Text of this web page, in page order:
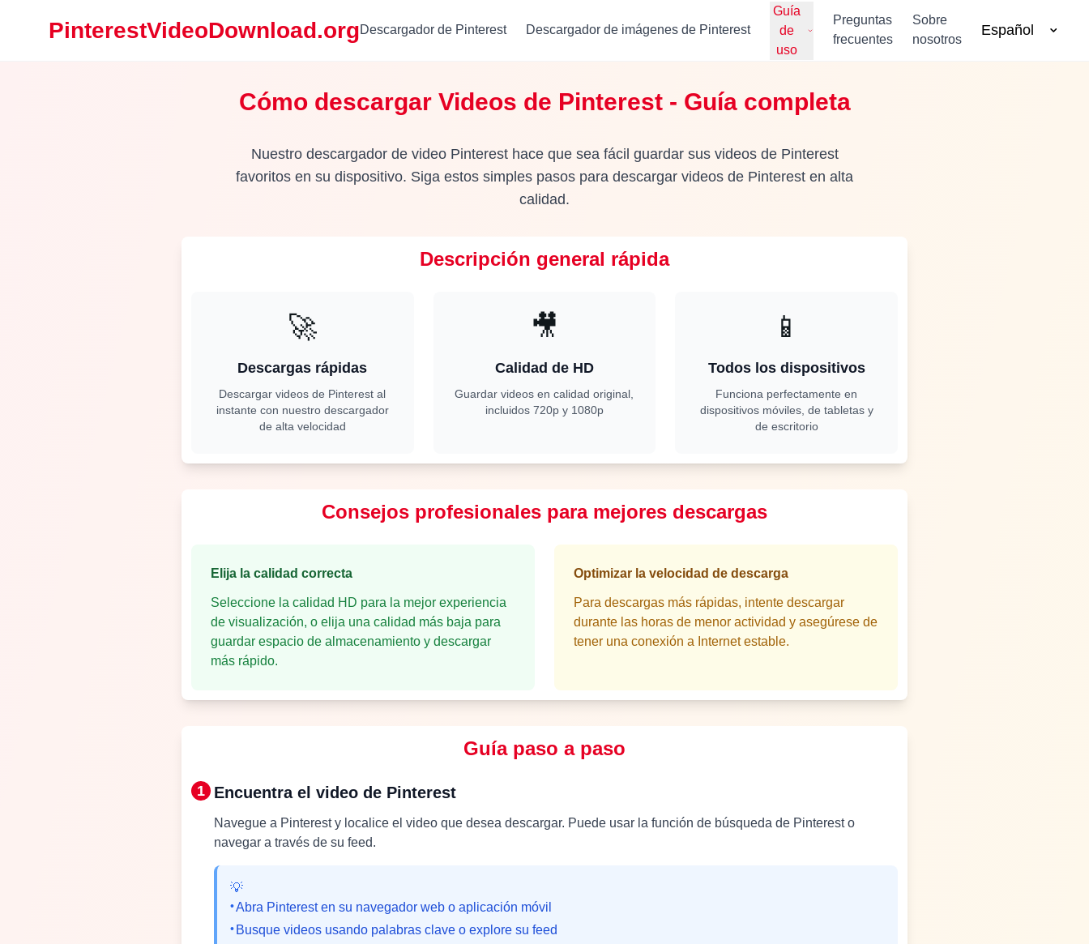
PinterestVideoDownload.orgDescargador de Pinterest Descargador de imágenes de Pinterest
Guía
de
uso
Preguntas
frecuentes
Sobre
nosotros
Español
Cómo descargar Videos de Pinterest - Guía completa
Nuestro descargador de video Pinterest hace que sea fácil guardar sus videos de Pinterest
favoritos en su dispositivo. Siga estos simples pasos para descargar videos de Pinterest en alta
calidad.
Descripción general rápida
🚀
Descargas rápidas
Descargar videos de Pinterest al
instante con nuestro descargador
de alta velocidad
🎥
Calidad de HD
Guardar videos en calidad original,
incluidos 720p y 1080p
📱
Todos los dispositivos
Funciona perfectamente en
dispositivos móviles, de tabletas y
de escritorio
Consejos profesionales para mejores descargas
Elija la calidad correcta
Seleccione la calidad HD para la mejor experiencia
de visualización, o elija una calidad más baja para
guardar espacio de almacenamiento y descargar
más rápido.
Optimizar la velocidad de descarga
Para descargas más rápidas, intente descargar
durante las horas de menor actividad y asegúrese de
tener una conexión a Internet estable.
Guía paso a paso
1 Encuentra el video de Pinterest
Navegue a Pinterest y localice el video que desea descargar. Puede usar la función de búsqueda de Pinterest o
navegar a través de su feed.
💡
•Abra Pinterest en su navegador web o aplicación móvil
• Busque videos usando palabras clave o explore su feed